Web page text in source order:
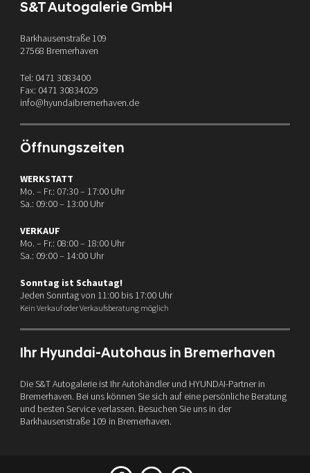
S&T Autogalerie GmbH
Barkhausenstraße 109
27568 Bremerhaven
Tel: 0471 3083400
Fax: 0471 30834029
info@hyundaibremerhaven.de
Öffnungszeiten
WERKSTATT
Mo. – Fr.: 07:30 – 17:00 Uhr
Sa.: 09:00 – 13:00 Uhr
VERKAUF
Mo. – Fr.: 08:00 – 18:00 Uhr
Sa.: 09:00 – 14:00 Uhr
Sonntag ist Schautag!
Jeden Sonntag von 11:00 bis 17:00 Uhr
Kein Verkauf oder Verkaufsberatung möglich
Ihr Hyundai-Autohaus in Bremerhaven
Die S&T Autogalerie ist Ihr Autohändler und HYUNDAI-Partner in
Bremerhaven. Bei uns können Sie sich auf eine persönliche Beratung
und besten Service verlassen. Besuchen Sie uns in der
Barkhausenstraße 109 in Bremerhaven.